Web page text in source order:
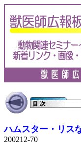
ハムスター・リス
200212-70